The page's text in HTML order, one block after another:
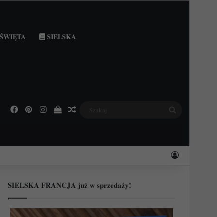
SIELSKA
Facebook
PinterestInstagramPodejrzyj swój koszyk
Losowy wpis
Zaloguj
SIELSKA FRANCJA już w sprzedaży!